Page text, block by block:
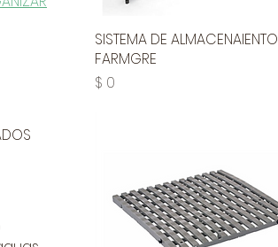
SISTEMA DE ALMACENAIENTO
FARMGRE
Precio
$ 0